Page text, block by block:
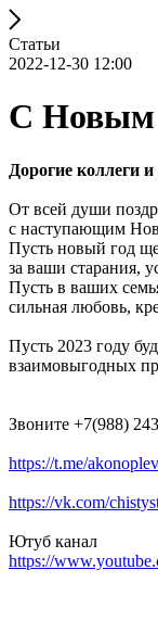
Статьи
2022-12-30 12:00
С Новым
Дорогие коллеги
От всей души
с наступающим
Пусть новый год
за ваши старания,
Пусть в ваших
сильная любовь,
Пусть 2023 году
взаимовыгодных
Звоните +7(988)
https://t.me/
https://vk.com/
Ютуб канал
https://